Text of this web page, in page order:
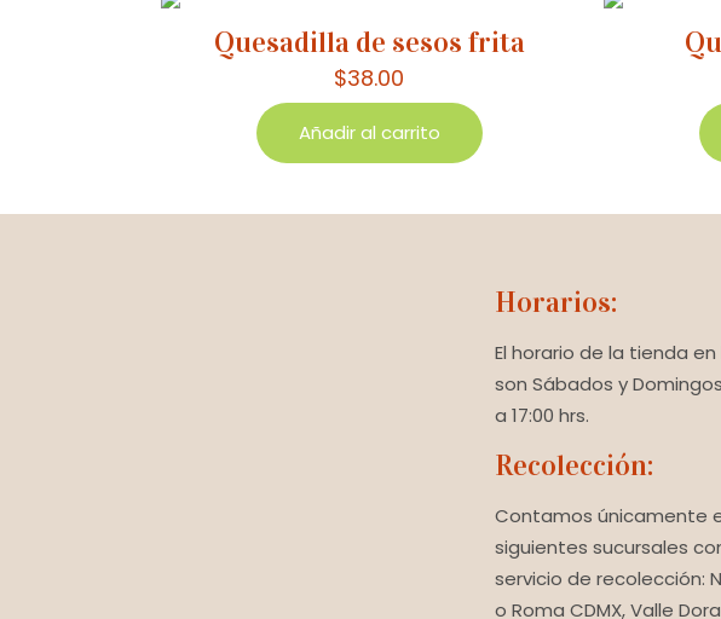
Quesadilla de sesos frita
$38.00
Añadir al carrito
Horarios:
El horario de la tienda en
son Sábados y
a 17:00 hrs.
Recolección:
Contamos únicamente
siguientes sucursales
servicio de recolección:
o Roma CDMX, Valle